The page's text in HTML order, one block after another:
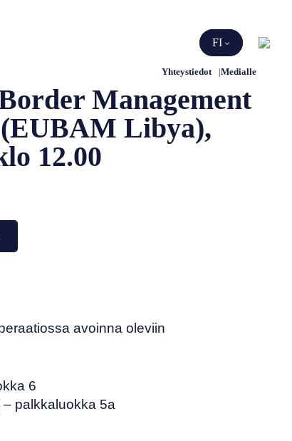
Yhteystiedot Medialle
FI
Management
Libya),
12.00
avoinna oleviin
6
– palkkaluokka 5a